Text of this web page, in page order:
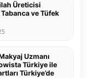
Üreticisi
ve Tüfek
Uzmanı
Türkiye ile
Türkiye’de